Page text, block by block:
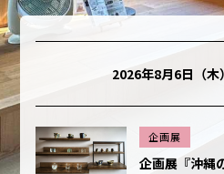
2026年8月6日（木）
企画展
企画展『沖縄